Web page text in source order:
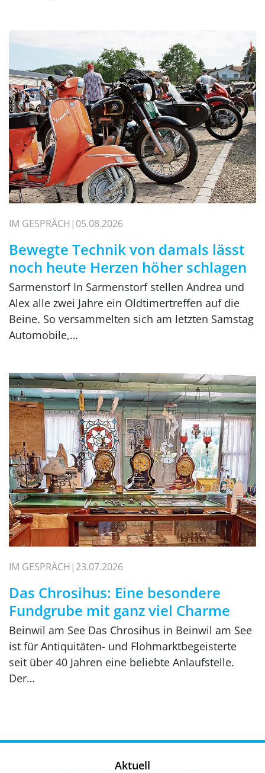
IM GESPRÄCH 05.08.2026
Bewegte Technik von damals lässt
noch heute Herzen höher schlagen
Sarmenstorf In Sarmenstorf stellen Andrea und
Alex alle zwei Jahre ein Oldtimertreffen auf die
Beine. So versammelten sich am letzten Samstag
Automobile,…
IM GESPRÄCH 23.07.2026
Das Chrosihus: Eine besondere
Fundgrube mit ganz viel Charme
Beinwil am See Das Chrosihus in Beinwil am See
ist für Antiquitäten- und Flohmarktbegeisterte
seit über 40 Jahren eine beliebte Anlaufstelle.
Der…
Aktuell